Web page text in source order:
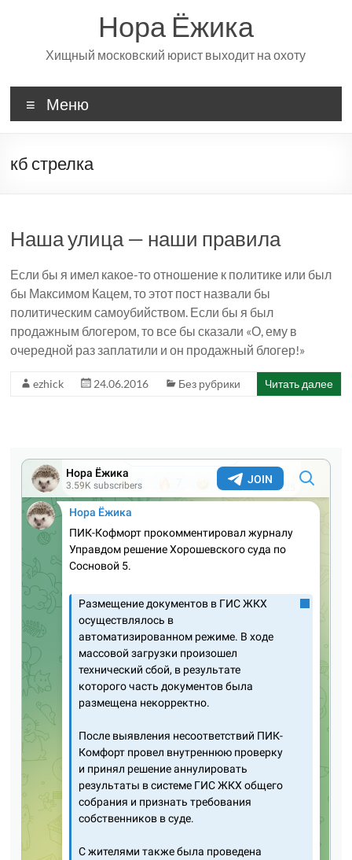
Нора Ёжика
Хищный московский юрист выходит на охоту
Меню
кб стрелка
Наша улица — наши правила
Если бы я имел какое-то отношение к политике или был
бы Максимом Кацем, то этот пост назвали бы
политическим самоубийством. Если бы я был
продажным блогером, то все бы сказали «О, ему в
очередной раз заплатили и он продажный блогер!»
ezhick 24.06.2016 Без рубрики Читать далее